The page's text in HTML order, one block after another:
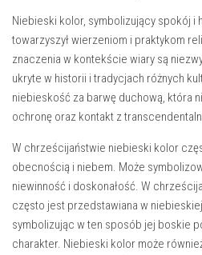
Niebieski kolor, ‍symbolizujący spokój i​
towarzyszył wierzeniom i praktykom
znaczenia w kontekście wiary są
ukryte w historii i tradycjach różnych
niebieskość za barwę duchową, która
ochronę ‌oraz kontakt z
W chrześcijaństwie niebieski kolor
obecnością i niebem. Może
niewinność i doskonałość. W
często jest przedstawiana w
symbolizując w ten sposób jej boskie
charakter.⁣ Niebieski kolor może